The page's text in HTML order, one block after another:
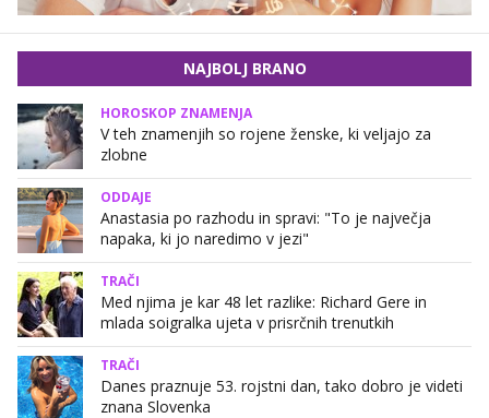
NAJBOLJ BRANO
HOROSKOP ZNAMENJA
V teh znamenjih so rojene ženske, ki veljajo za
zlobne
ODDAJE
Anastasia po razhodu in spravi: "To je največja
napaka, ki jo naredimo v jezi"
TRAČI
Med njima je kar 48 let razlike: Richard Gere in
mlada soigralka ujeta v prisrčnih trenutkih
TRAČI
Danes praznuje 53. rojstni dan, tako dobro je videti
znana Slovenka